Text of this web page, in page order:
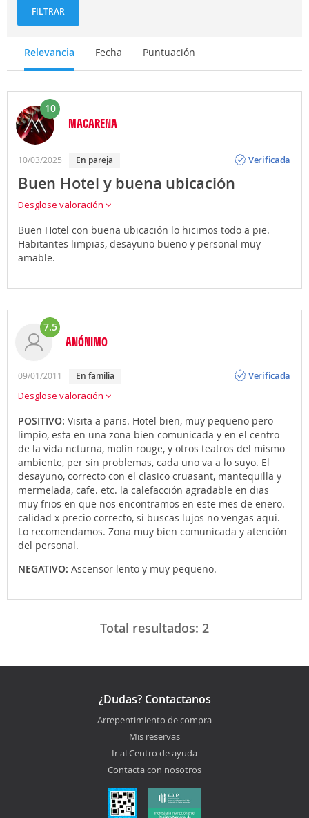
FILTRAR
Relevancia Fecha Puntuación
10
MACARENA
10/03/2025 En pareja
Verificada
Buen Hotel y buena ubicación
Desglose valoración
Buen Hotel con buena ubicación lo hicimos todo a pie.
Habitantes limpias, desayuno bueno y personal muy
amable.
7.5
ANÓNIMO
09/01/2011 En familia
Verificada
Desglose valoración
POSITIVO: Visita a paris. Hotel bien, muy pequeño pero
limpio, esta en una zona bien comunicada y en el centro
de la vida ncturna, molin rouge, y otros teatros del mismo
ambiente, per sin problemas, cada uno va a lo suyo. El
desayuno, correcto con el clasico cruasant, mantequilla y
mermelada, cafe. etc. la calefacción agradable en dias
muy frios en que nos encontramos en este mes de enero.
calidad x precio correcto, si buscas lujos no vengas aqui.
Lo recomendamos. Zona muy bien comunicada y atención
del personal.
NEGATIVO: Ascensor lento y muy pequeño.
Total resultados: 2
¿Dudas? Contactanos
Arrepentimiento de compra
Mis reservas
Ir al Centro de ayuda
Contacta con nosotros